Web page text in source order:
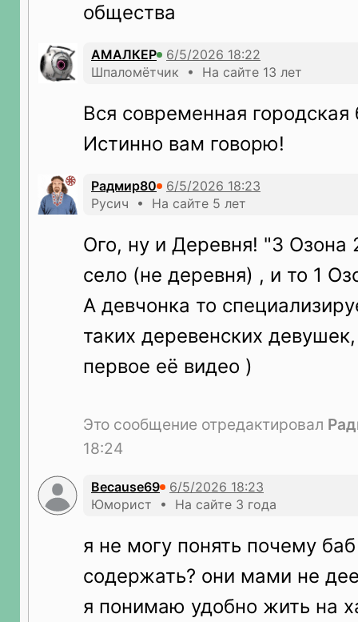
общества
АМАЛКЕР
Шпаломётчик • На сайте 13 лет
Вся современная городская
Истинно вам говорю!
Радмир80
Русич • На сайте 5 лет
Ого, ну и Деревня! "3 Озона
село (не деревня) , и то 1
А девчонка то
таких деревенских
первое её видео )
Это сообщение отредактировал
18:24
Because69
Юморист • На сайте 3 года
я не могу понять почему
содержать? они мами не
я понимаю удобно жить на